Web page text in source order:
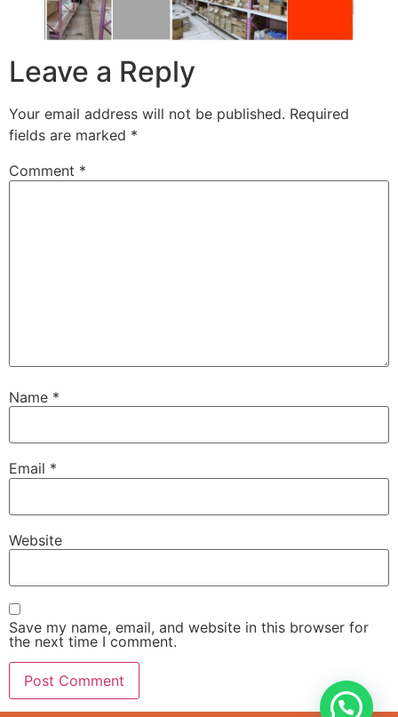
Leave a Reply
Your email address will not be published. Required
fields are marked *
Comment *
Name *
Email *
Website
Save my name, email, and website in this browser for
the next time I comment.